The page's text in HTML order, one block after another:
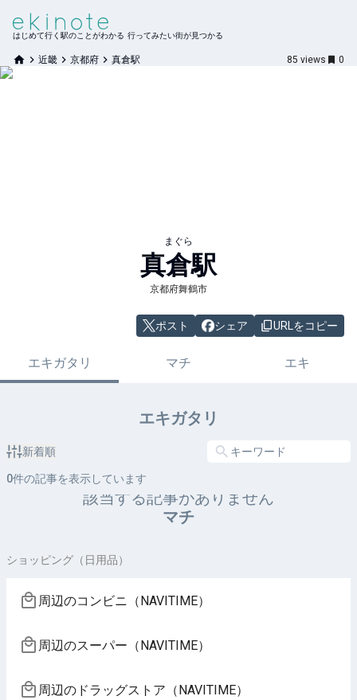
はじめて行く駅のことがわかる 行ってみたい街が見つかる
近畿 京都府 真倉駅 85 views 0
まぐら
真倉駅
京都府舞鶴市
ポスト シェア URLをコピー
エキガタリ マチ エキ
エキガタリ
新着順
0件の記事を表示しています
該当する記事がありません
マチ
ショッピング（日用品）
周辺のコンビニ（NAVITIME）
周辺のスーパー（NAVITIME）
周辺のドラッグストア（NAVITIME）